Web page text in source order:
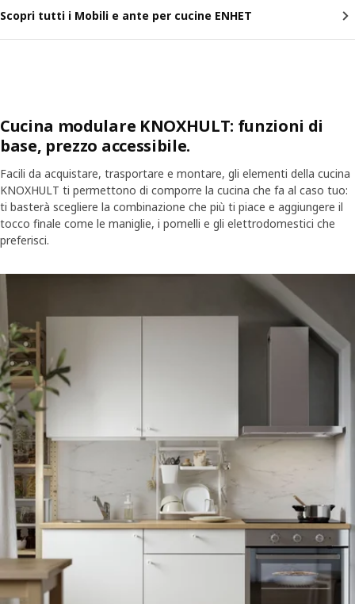
Scopri tutti i Mobili e ante per cucine ENHET
Cucina modulare KNOXHULT: funzioni di
base, prezzo accessibile.
Facili da acquistare, trasportare e montare, gli elementi della cucina
KNOXHULT ti permettono di comporre la cucina che fa al caso tuo:
ti basterà scegliere la combinazione che più ti piace e aggiungere il
tocco finale come le maniglie, i pomelli e gli elettrodomestici che
preferisci.